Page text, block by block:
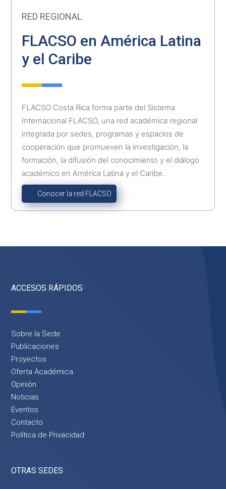
RED REGIONAL
FLACSO en América Latina
y el Caribe
FLACSO Costa Rica forma parte del Sistema
Internacional FLACSO, una red académica regional
integrada por sedes, programas y espacios de
cooperación que promueven la investigación, la
formación, la difusión del conocimiento y el diálogo
académico en América Latina y el Caribe.
Conocer la red FLACSO
ACCESOS RÁPIDOS
Sobre la Sede
Publicaciones
Proyectos
Oferta Académica
Opinión
Noticias
Eventos
Contacto
Política de Privacidad
OTRAS SEDES